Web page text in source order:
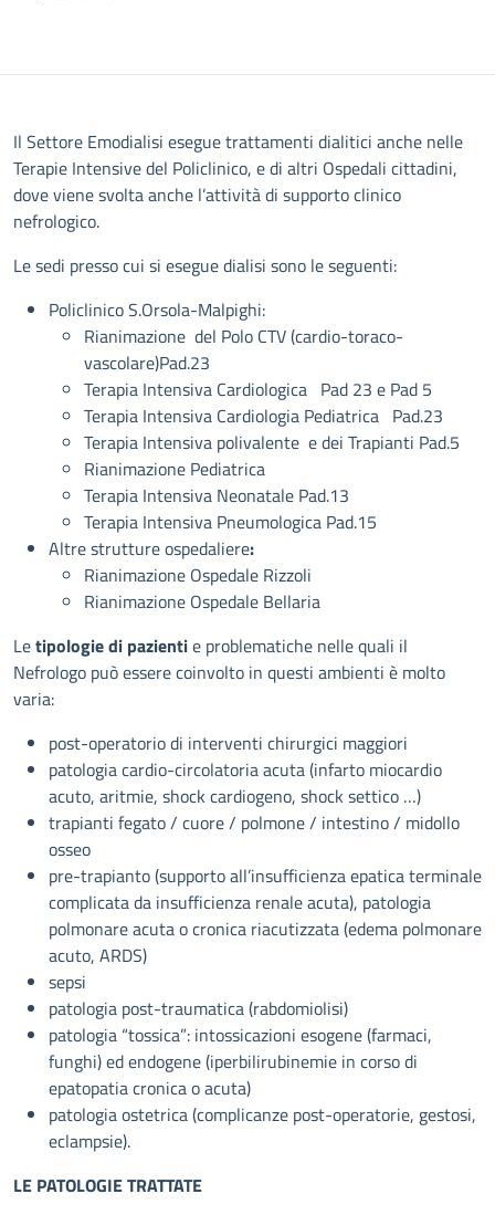
Descrizione
Il Settore Emodialisi esegue trattamenti dialitici anche nelle
Terapie Intensive del Policlinico, e di altri Ospedali cittadini,
dove viene svolta anche l’attività di supporto clinico
nefrologico.
Le sedi presso cui si esegue dialisi sono le seguenti:
Policlinico S.Orsola-Malpighi:
Rianimazione del Polo CTV (cardio-toraco-
vascolare)Pad.23
Terapia Intensiva Cardiologica Pad 23 e Pad 5
Terapia Intensiva Cardiologia Pediatrica Pad.23
Terapia Intensiva polivalente e dei Trapianti Pad.5
Rianimazione Pediatrica
Terapia Intensiva Neonatale Pad.13
Terapia Intensiva Pneumologica Pad.15
Altre strutture ospedaliere:
Rianimazione Ospedale Rizzoli
Rianimazione Ospedale Bellaria
Letipologie di pazientie problematiche nelle quali il
Nefrologo può essere coinvolto in questi ambienti è molto
varia:
post-operatorio di interventi chirurgici maggiori
patologia cardio-circolatoria acuta (infarto miocardio
acuto, aritmie, shock cardiogeno, shock settico …)
trapianti fegato / cuore / polmone / intestino / midollo
osseo
pre-trapianto (supporto all’insufficienza epatica terminale
complicata da insufficienza renale acuta), patologia
polmonare acuta o cronica riacutizzata (edema polmonare
acuto, ARDS)
sepsi
patologia post-traumatica (rabdomiolisi)
patologia “tossica”: intossicazioni esogene (farmaci,
funghi) ed endogene (iperbilirubinemie in corso di
epatopatia cronica o acuta)
patologia ostetrica (complicanze post-operatorie, gestosi,
eclampsie).
LE PATOLOGIE TRATTATE